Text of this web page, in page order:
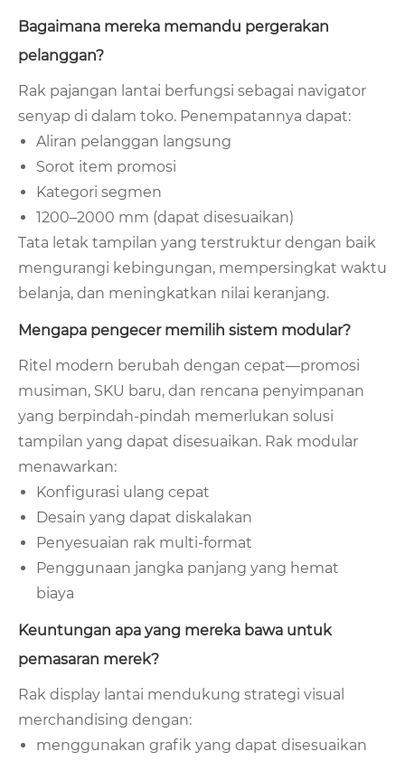
Bagaimana mereka memandu pergerakan
pelanggan?
Rak pajangan lantai berfungsi sebagai navigator
senyap di dalam toko. Penempatannya dapat:
Aliran pelanggan langsung
Sorot item promosi
Kategori segmen
1200–2000 mm (dapat disesuaikan)
Tata letak tampilan yang terstruktur dengan baik
mengurangi kebingungan, mempersingkat waktu
belanja, dan meningkatkan nilai keranjang.
Mengapa pengecer memilih sistem modular?
Ritel modern berubah dengan cepat—promosi
musiman, SKU baru, dan rencana penyimpanan
yang berpindah-pindah memerlukan solusi
tampilan yang dapat disesuaikan. Rak modular
menawarkan:
Konfigurasi ulang cepat
Desain yang dapat diskalakan
Penyesuaian rak multi-format
Penggunaan jangka panjang yang hemat
biaya
Keuntungan apa yang mereka bawa untuk
pemasaran merek?
Rak display lantai mendukung strategi visual
merchandising dengan:
menggunakan grafik yang dapat disesuaikan